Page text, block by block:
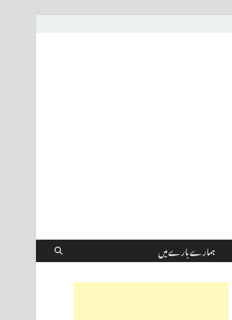
ہمارے بارے میں